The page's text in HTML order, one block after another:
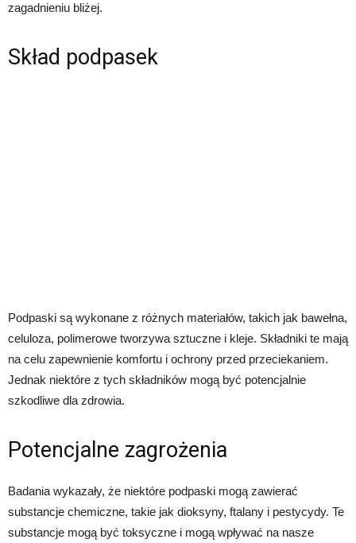
zagadnieniu bliżej.
Skład podpasek
Podpaski są wykonane z różnych materiałów, takich jak bawełna,
celuloza, polimerowe tworzywa sztuczne i kleje. Składniki te mają
na celu zapewnienie komfortu i ochrony przed przeciekaniem.
Jednak niektóre z tych składników mogą być potencjalnie
szkodliwe dla zdrowia.
Potencjalne zagrożenia
Badania wykazały, że niektóre podpaski mogą zawierać
substancje chemiczne, takie jak dioksyny, ftalany i pestycydy. Te
substancje mogą być toksyczne i mogą wpływać na nasze